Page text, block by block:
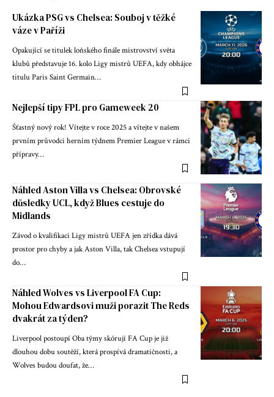
Ukázka PSG vs Chelsea: Souboj v těžké
váze v Paříži
Opakující se titulek loňského finále mistrovství světa
klubů představuje 16. kolo Ligy mistrů UEFA, kdy obhájce
titulu Paris Saint Germain…
Nejlepší tipy FPL pro Gameweek 20
Šťastný nový rok! Vítejte v roce 2025 a vítejte v našem
prvním průvodci herním týdnem Premier League v rámci
přípravy…
Náhled Aston Villa vs Chelsea: Obrovské
důsledky UCL, když Blues cestuje do
Midlands
Závod o kvalifikaci Ligy mistrů UEFA jen zřídka dává
prostor pro chyby a jak Aston Villa, tak Chelsea vstupují
do…
Náhled Wolves vs Liverpool FA Cup:
Mohou Edwardsovi muži porazit The Reds
dvakrát za týden?
Liverpool postoupí Oba týmy skórují FA Cup je již
dlouhou dobu soutěží, která prospívá dramatičnosti, a
Wolves budou doufat, že…